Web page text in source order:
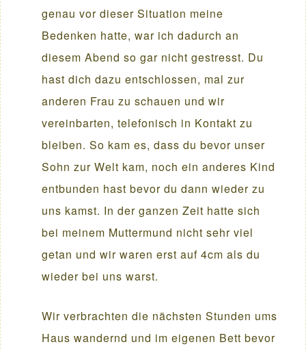
genau vor dieser Situation meine
Bedenken hatte, war ich dadurch an
diesem Abend so gar nicht gestresst. Du
hast dich dazu entschlossen, mal zur
anderen Frau zu schauen und wir
vereinbarten, telefonisch in Kontakt zu
bleiben. So kam es, dass du bevor unser
Sohn zur Welt kam, noch ein anderes Kind
entbunden hast bevor du dann wieder zu
uns kamst. In der ganzen Zeit hatte sich
bei meinem Muttermund nicht sehr viel
getan und wir waren erst auf 4cm als du
wieder bei uns warst.
Wir verbrachten die nächsten Stunden ums
Haus wandernd und im eigenen Bett bevor